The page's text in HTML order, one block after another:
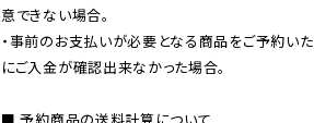
意できない場合。
・事前のお支払いが必要となる商品をご予約い
にご入金が確認出来なかった場合。